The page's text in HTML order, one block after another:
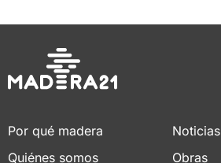
Por qué madera
Quiénes somos
Noticias
Obras